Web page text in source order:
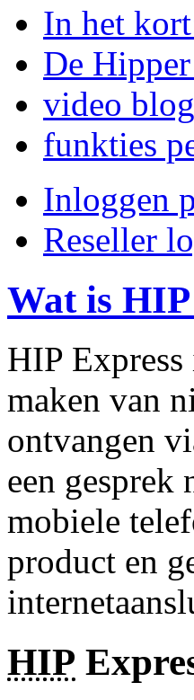
In het
De
video blog
funkties
Inloggen
Reseller
Wat is HIP
HIP
maken van
ontvangen
een gesprek
mobiele
product en
HIP